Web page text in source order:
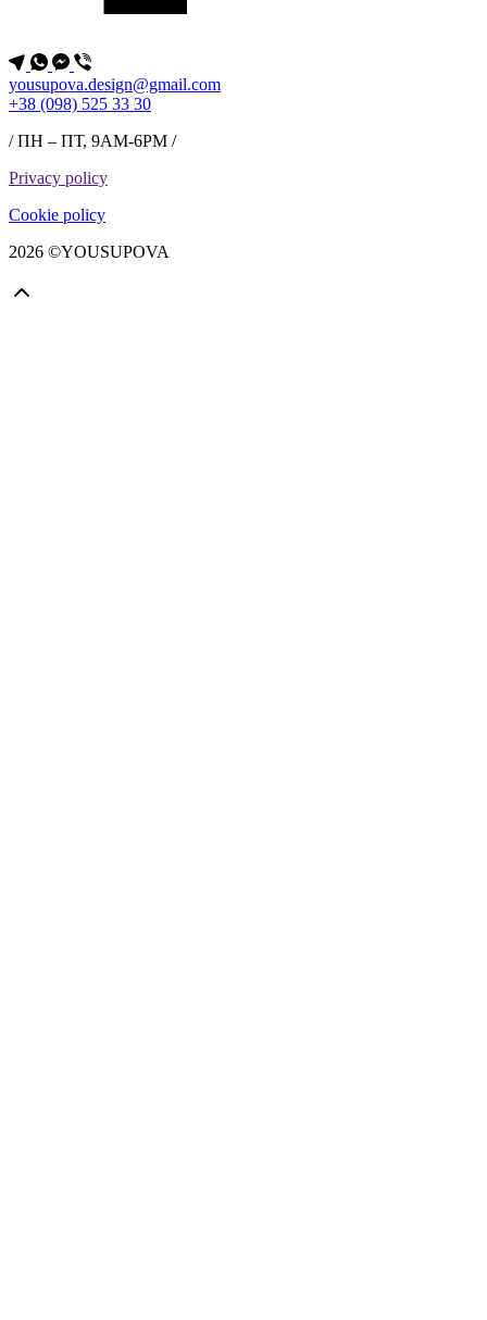
yousupova.design@gmail.com
+38 (098) 525 33 30
/ ПН – ПТ, 9AM-6PM /
Privacy policy
Cookie policy
2026 ©YOUSUPOVA